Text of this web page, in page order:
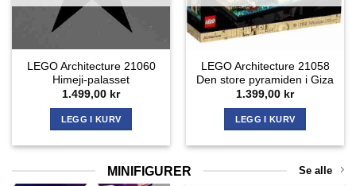
LEGO Architecture 21060
Himeji-palasset
1.499,00 kr
LEGG I KURV
LEGO Architecture 21058
Den store pyramiden i Giza
1.399,00 kr
LEGG I KURV
MINIFIGURER Se alle